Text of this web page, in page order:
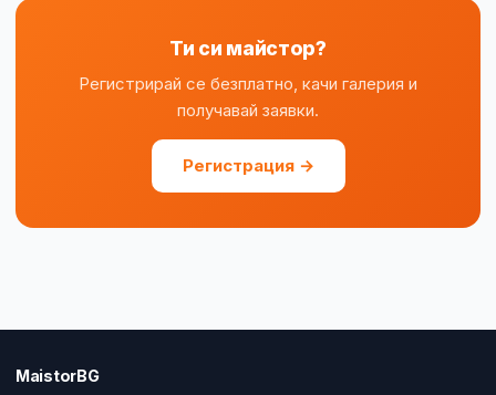
Ти си майстор?
Регистрирай се безплатно, качи галерия и
получавай заявки.
Регистрация →
MaistorBG